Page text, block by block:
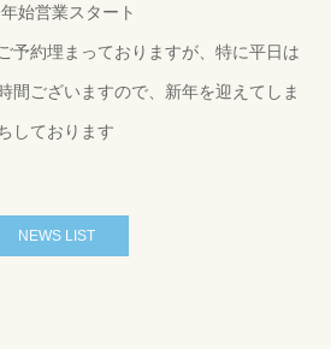
始営業スタート
予約埋まっておりますが、特に平日は
間ございますので、新年を迎えてしま
しております
NEWS LIST